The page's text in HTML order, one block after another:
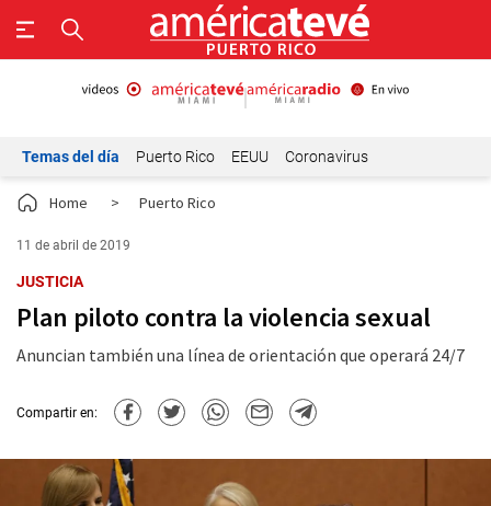
Temas del día Puerto Rico EEUU Coronavirus
Home > Puerto Rico
11 de abril de 2019
JUSTICIA
Plan piloto contra la violencia sexual
Anuncian también una línea de orientación que operará 24/7
Compartir en: